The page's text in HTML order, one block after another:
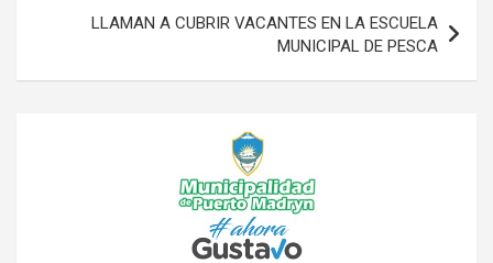
LLAMAN A CUBRIR VACANTES EN LA ESCUELA
MUNICIPAL DE PESCA